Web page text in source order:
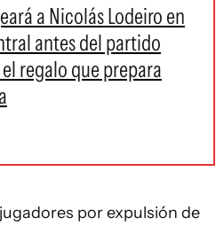
a Nicolás Lodeiro en
antes del partido
regalo que prepara
por expulsión de